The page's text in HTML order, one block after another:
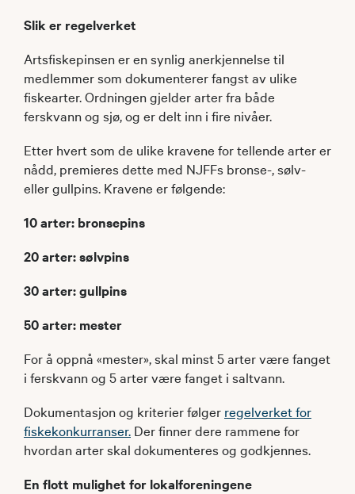
Slik er regelverket
Artsfiskepinsen er en synlig anerkjennelse til
medlemmer som dokumenterer fangst av ulike
fiskearter. Ordningen gjelder arter fra både
ferskvann og sjø, og er delt inn i fire nivåer.
Etter hvert som de ulike kravene for tellende arter er
nådd, premieres dette med NJFFs bronse-, sølv-
eller gullpins. Kravene er følgende:
10 arter: bronsepins
20 arter: sølvpins
30 arter: gullpins
50 arter: mester
For å oppnå «mester», skal minst 5 arter være fanget
i ferskvann og 5 arter være fanget i saltvann.
Dokumentasjon og kriterier følger regelverket for
fiskekonkurranser. Der finner dere rammene for
hvordan arter skal dokumenteres og godkjennes.
En flott mulighet for lokalforeningene